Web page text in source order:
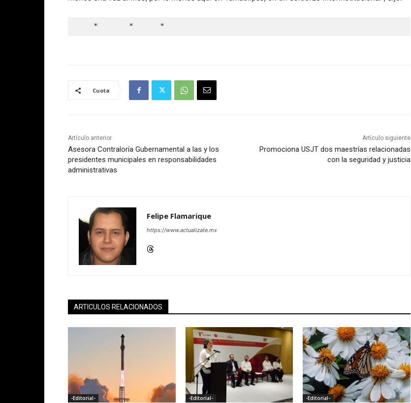
    *       *      *
Cuota
Artículo anterior
Asesora Contraloría Gubernamental a las y los
presidentes municipales en responsabilidades
administrativas
Artículo siguiente
Promociona USJT dos maestrías relacionadas
con la seguridad y justicia
Felipe Flamarique
https://www.actualizate.mx
ARTICULOS RELACIONADOS
-Editorial- -Editorial- -Editorial-